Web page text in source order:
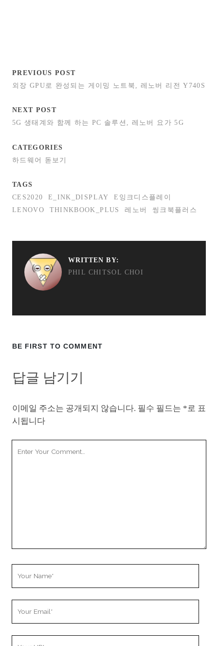
PREVIOUS POST
외장 GPU로 완성되는 게이밍 노트북, 레노버 리전 Y740S
NEXT POST
5G 생태계와 함께 하는 PC 솔루션, 레노버 요가 5G
CATEGORIES
하드웨어 돋보기
TAGS
CES2020
E_INK_DISPLAY
E잉크디스플레이
LENOVO
THINKBOOK_PLUS 레노버 씽크북플러스
WRITTEN BY:
PHIL CHITSOL CHOI
BE FIRST TO COMMENT
답글 남기기
이메일 주소는 공개되지 않습니다. 필수 필드는 *로 표
시됩니다